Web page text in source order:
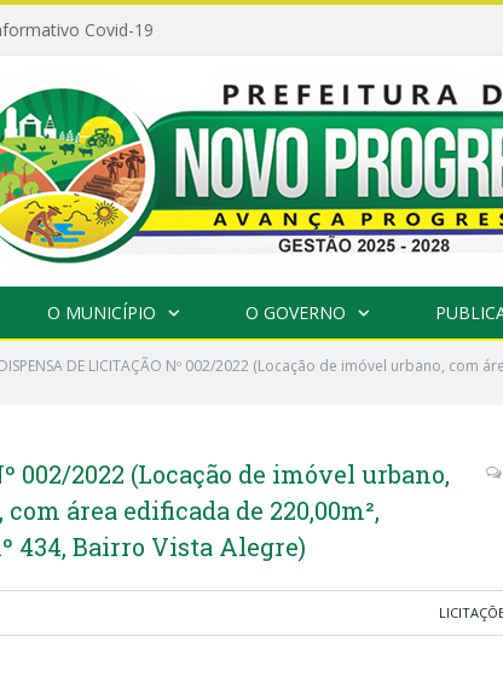
Covid-19
O MUNICÍPIO O GOVERNO
DISPENSA DE LICITAÇÃO Nº 002/2022 (Locação de imóvel urbano,
002/2022 (Locação de imóvel urbano,
área edificada de 220,00m²,
434, Bairro Vista Alegre)